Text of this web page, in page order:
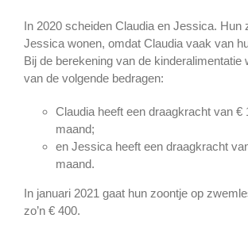
In 2020 scheiden Claudia en Jessica. Hun
Jessica wonen, omdat Claudia vaak van
Bij de berekening van de kinderalimentatie
van de volgende bedragen:
Claudia heeft een draagkracht van €
maand;
en Jessica heeft een draagkracht
maand.
In januari 2021 gaat hun zoontje op
zo’n € 400.